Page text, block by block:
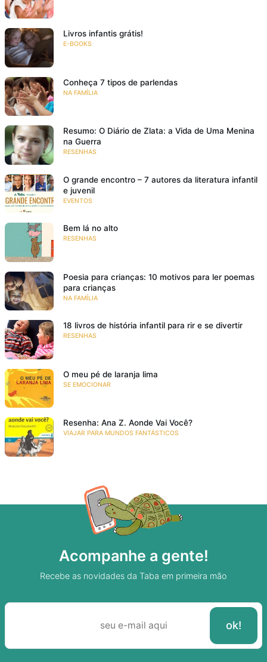
Livros infantis grátis!
E-BOOKS
Conheça 7 tipos de parlendas
NA FAMÍLIA
Resumo: O Diário de Zlata: a Vida de Uma Menina
na Guerra
RESENHAS
O grande encontro – 7 autores da literatura infantil
e juvenil
EVENTOS
Bem lá no alto
RESENHAS
Poesia para crianças: 10 motivos para ler poemas
para crianças
NA FAMÍLIA
18 livros de história infantil para rir e se divertir
RESENHAS
O meu pé de laranja lima
SE EMOCIONAR
Resenha: Ana Z. Aonde Vai Você?
VIAJAR PARA MUNDOS FANTÁSTICOS
Acompanhe a gente!
Recebe as novidades da Taba em primeira mão